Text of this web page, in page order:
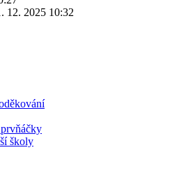
12. 2025 10:32
školy